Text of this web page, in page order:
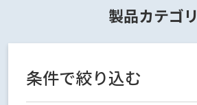
製品カテゴリ
条件で絞り込む